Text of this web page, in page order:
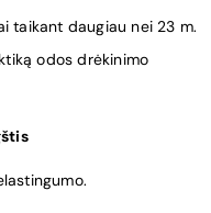
taikant daugiau nei 23 m.
odos drėkinimo